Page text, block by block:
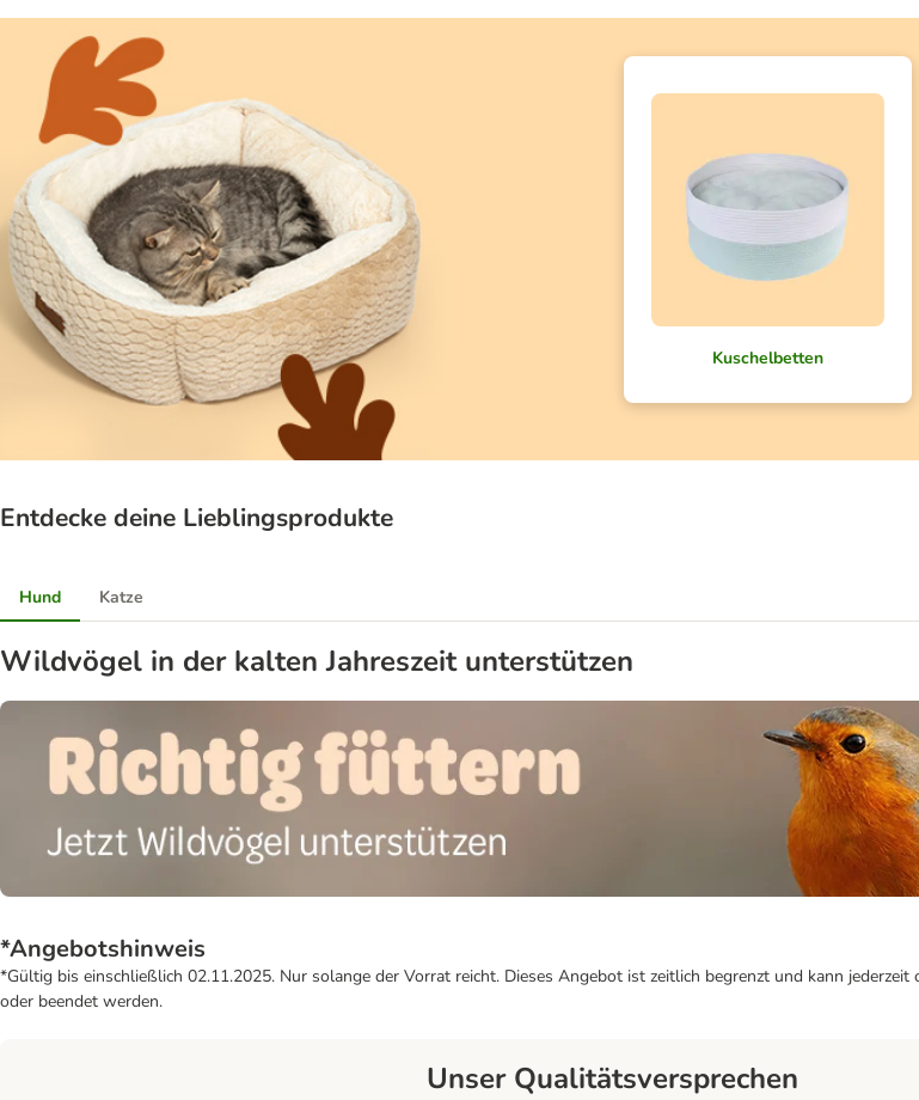
Kuschelbetten
Entdecke deine Lieblingsprodukte
Hund Katze
Wildvögel in der kalten Jahreszeit unterstützen
*Angebotshinweis
*Gültig bis einschließlich 02.11.2025. Nur solange der Vorrat reicht. Dieses Angebot ist zeitlich begrenzt und kann
oder beendet werden.
Unser Qualitätsversprechen